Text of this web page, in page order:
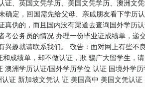
、英国文凭学历、美国文凭学历、澳洲文
定，回国需先给父母、亲戚朋友看下学历
伪的，而且国内没有渠道去查询国外学历
公务员的情况 办理一份毕业证成绩单，递
趣就请联系我们。 敬告：面对网上有些不
成绩单，却不做认证，欺 骗广大留学生，
洲学历认证/国外学历学位 认证 国境外学
证 新加坡文凭认 证 美国高中 美国文凭认